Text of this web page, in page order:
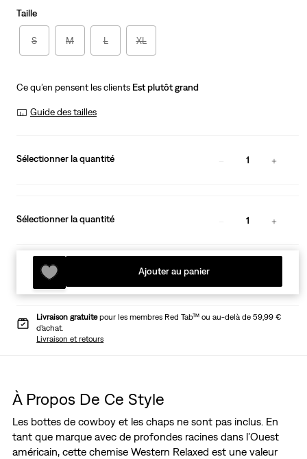
Taille
S M L XL
Ce qu’en pensent les clients Est plutôt grand
Guide des tailles
Sélectionner la quantité 1
Sélectionner la quantité 1
Ajouter au panier
Livraison gratuitepour les membres Red Tab™ ou au-delà de 59,99 €
d’achat.
Livraison et retours
À Propos De Ce Style
Les bottes de cowboy et les chaps ne sont pas inclus. En
tant que marque avec de profondes racines dans l’Ouest
américain, cette chemise Western Relaxed est une valeur